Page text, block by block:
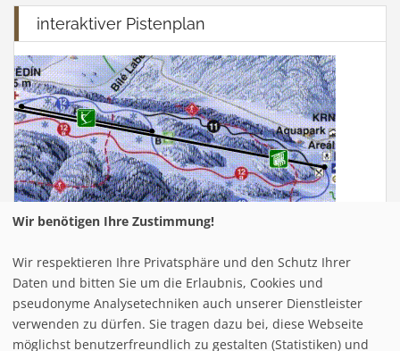
interaktiver Pistenplan
Infrastuktur Mala Moravka - Karlov
Loipe/Langlauf:
80
Snow tubing:
Wir benötigen Ihre Zustimmung!
Wir respektieren Ihre Privatsphäre und den Schutz Ihrer
Daten und bitten Sie um die Erlaubnis, Cookies und
pseudonyme Analysetechniken auch unserer Dienstleister
verwenden zu dürfen. Sie tragen dazu bei, diese Webseite
möglichst benutzerfreundlich zu gestalten (Statistiken) und